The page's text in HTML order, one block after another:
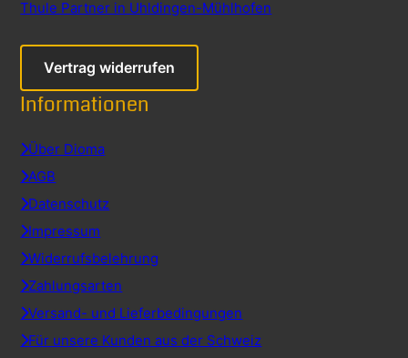
Thule Partner in Uhldingen-Mühlhofen
Vertrag widerrufen
Informationen
Über Dioma
AGB
Datenschutz
Impressum
Widerrufsbelehrung
Zahlungsarten
Versand- und Lieferbedingungen
Für unsere Kunden aus der Schweiz